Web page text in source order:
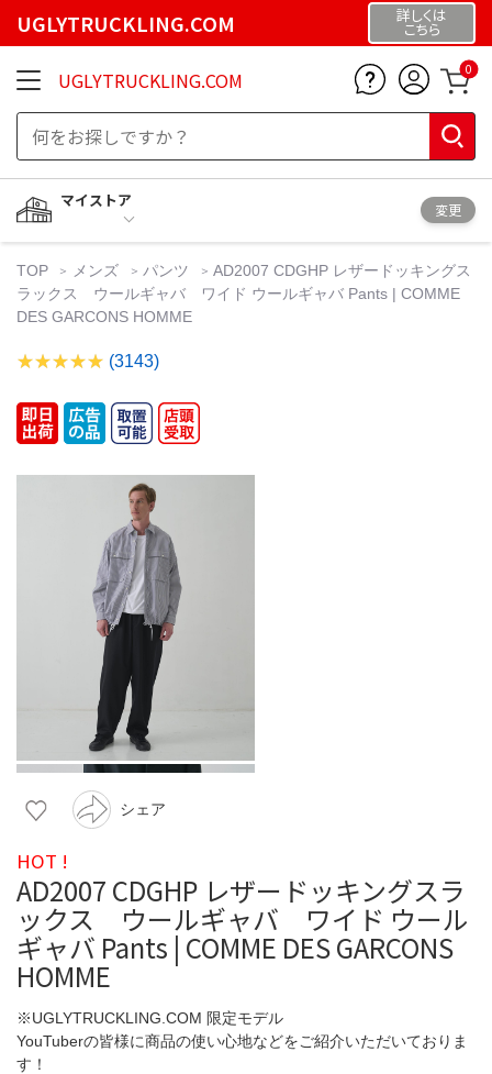
UGLYTRUCKLING.COM 詳しくは
こちら
UGLYTRUCKLING.COM 0
マイストア
変更
TOP メンズ パンツ
AD2007 CDGHP レザードッキングス
ラックス ウールギャバ ワイド ウールギャバ Pants | COMME
DES GARCONS HOMME
(3143)
シェア
HOT !
AD2007 CDGHP レザードッキングスラ
ックス ウールギャバ ワイド ウール
ギャバ Pants | COMME DES GARCONS
HOMME
※UGLYTRUCKLING.COM 限定モデル
YouTuberの皆様に商品の使い心地などをご紹介いただいておりま
す！